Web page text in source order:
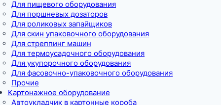
Для пищевого оборудования
Для поршневых дозаторов
Для роликовых запайщиков
Для скин упаковочного оборудования
Для стреппинг машин
Для термоусадочного оборудования
Для укупорочного оборудования
Для фасовочно-упаковочного оборудования
Прочие
Картонажное оборудование
Автоукладчик в картонные короба